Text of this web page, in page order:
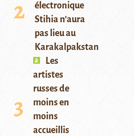
électronique
Stihia n’aura
pas lieu au
Karakalpakstan
Les
artistes
russes de
moins en
moins
accueillis